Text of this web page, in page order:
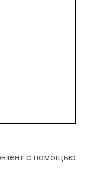
с помощью